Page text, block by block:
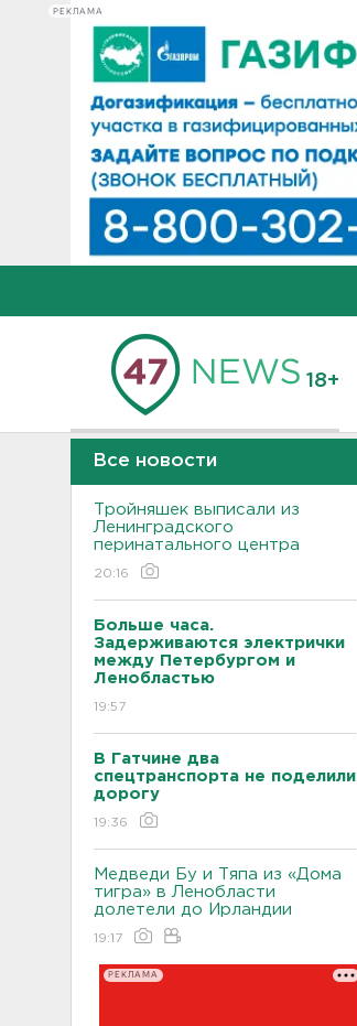
РЕКЛАМА
18+
Все новости
Тройняшек выписали из
Ленинградского
перинатального центра
20:16
Больше часа.
Задерживаются электрички
между Петербургом и
Ленобластью
19:57
В Гатчине два
спецтранспорта не поделили
дорогу
19:36
Медведи Бу и Тяпа из «Дома
тигра» в Ленобласти
долетели до Ирландии
19:17
РЕКЛАМА